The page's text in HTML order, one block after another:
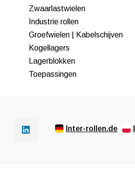
Zwaarlastwielen
Industrie rollen
Groefwielen | Kabelschijven
Kogellagers
Lagerblokken
Toepassingen
Inter-rollen.de